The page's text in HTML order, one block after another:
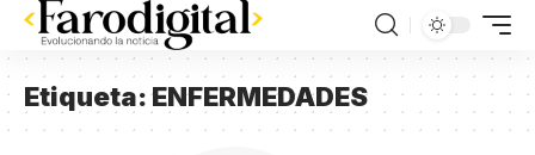
Etiqueta:ENFERMEDADES